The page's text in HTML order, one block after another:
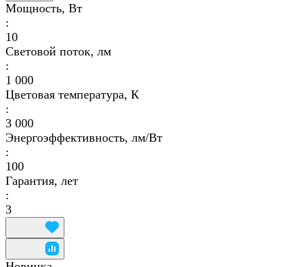
Мощность, Вт
:
10
Световой поток, лм
:
1 000
Цветовая температура, К
:
3 000
Энергоэффективность, лм/Вт
:
100
Гарантия, лет
:
3